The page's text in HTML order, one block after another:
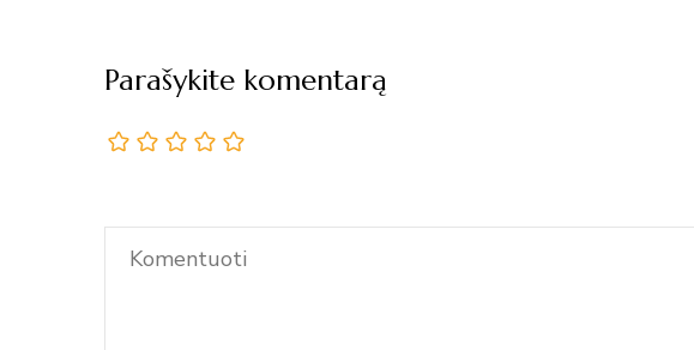
Parašykite komentarą